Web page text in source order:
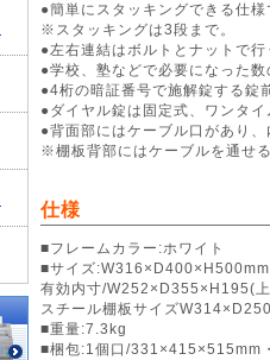
●簡単にスタッキングできる仕
※スタッキングは3段まで。
●左右連結はボルトとナットで行
●学校、塾などで必要になった
●4桁の暗証番号で施解錠する錠
●ダイヤル錠は固定式、ワンタイ
●背面部にはケーブル口があり
※棚板背部にはケーブルを通せ
仕様
■フレームカラー:ホワイト
■サイズ:W316×D400×H500mm
有効内寸/W252×D355×H195(
スチール棚板サイズ
■重量:7.3kg
■梱包:1個口/331×415×515mm